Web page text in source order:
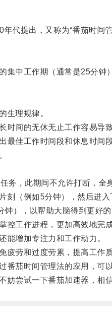
提出，又称为“番茄时间管
中工作期（通常是25分钟
理规律。
间的无休无止工作容易导致
佳工作时间段和休息时间段
，此期间不允许打断，全
（例如5分钟），然后进入
），以帮助大脑得到更好的
工作进程，更加高效地完成
增加专注力和工作动力。
劳和过度劳累，提高工作质
茄时间管理法的应用，可
尝试一下番茄加速器，相信